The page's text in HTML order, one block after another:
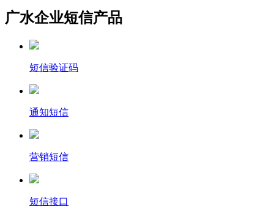
广水企业短信产品
短信验证码
通知短信
营销短信
短信接口